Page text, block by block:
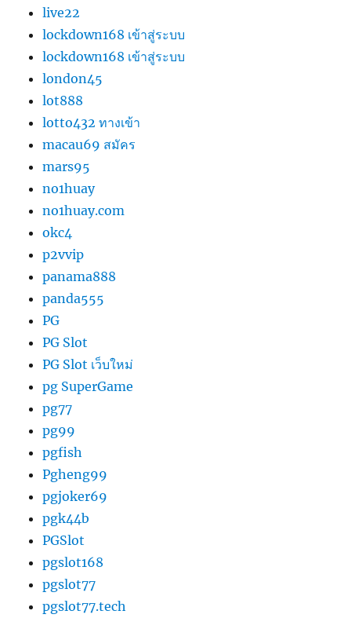
live22
lockdown168 เข้าสู่ระบบ
lockdown168 เข้าสู่ระบบ
london45
lot888
lotto432 ทางเข้า
macau69 สมัคร
mars95
no1huay
no1huay.com
okc4
p2vvip
panama888
panda555
PG
PG Slot
PG Slot เว็บใหม่
pg SuperGame
pg77
pg99
pgfish
Pgheng99
pgjoker69
pgk44b
PGSlot
pgslot168
pgslot77
pgslot77.tech